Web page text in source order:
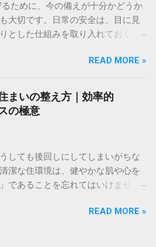
せんか？ 多くの人が一度は頭を悩
に、将来の生活資金やライフイベ
成は、早い段階から少しずつ取り
ついて、初心者の方でも安心して
と、リスクを抑えて賢く資産を守
かりやすく解説します。特別な知
きる一歩を一緒に整理していきま
在の経済環境において、自ら資産
つことは、誰にとっても欠かせな
ます。 物価上昇と資産維持の関係
モノの価格が変動します。これま
おけば安心」という考え方が一般
ために、今の備えが十分かどうか
大切です。日常の安全は、目に見
とした仕組みを取り入れておくこ
たちでできる対策」と「プロの
、より強固な暮らしの基盤を作る
生活環境に合わせた、無理のない
いかがでしょうか。 ✅ [住まいの安
ちらから確認できます] ✅ 「最近、
安」「外出中や就寝中、家族の安
はありませんか。家は本来、心か
あるはずです。しかし、ほんの少
が、大切な家族や財産を脅かす隙
そ、見直すべき重要なライフスキ
READ MORE »
まいの整え方｜効率的
の極意
しても後回しにしてしまいがちな
潔な住環境は、健やかな肌や心を
であることを忘れてはいけませ
し、お部屋に心地よい空気を取り
READ MORE »